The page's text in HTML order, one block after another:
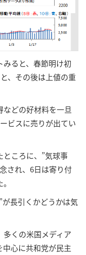
ると、春節明け初
、その後は上値の重
どの好材料を一旦
ビスに売りが出てい
ところに、”気球事
され、6日は寄り付
長引くかどうかは気
くの米国メディア
心に共和党が民主